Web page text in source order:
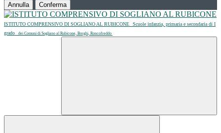
Annulla Conferma
ISTITUTO COMPRENSIVO DI SOGLIANO AL RUBICONE
Scuole infanzia, primaria e secondaria di I
grado
dei Comuni di Sogliano al Rubicone, Borghi, Roncofreddo